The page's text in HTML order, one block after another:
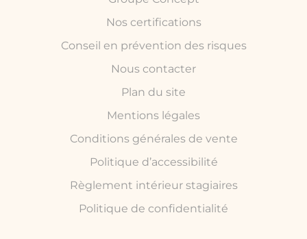
Nos certifications
Conseil en prévention des risques
Nous contacter
Plan du site
Mentions légales
Conditions générales de vente
Politique d’accessibilité
Règlement intérieur stagiaires
Politique de confidentialité